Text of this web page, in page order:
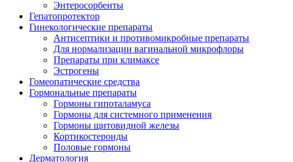
Энтеросорбенты
Гепатопротектор
Гинекологические препараты
Антисептики и противомикробные препараты
Для нормализации вагинальной микрофлоры
Препараты при климаксе
Эстрогены
Гомеопатические средства
Гормональные препараты
Гормоны гипоталамуса
Гормоны для системного применения
Гормоны щитовидной железы
Кортикостероиды
Половые гормоны
Дерматология